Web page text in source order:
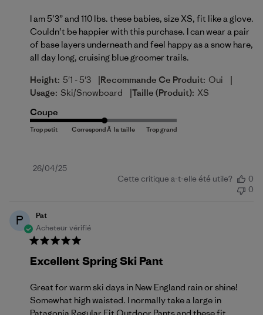
I am 5’3” and 110 lbs. these babies, size XS, fit like a glove.
Couldn’t be happier with this purchase. I can wear a pair
of base layers underneath and feel happy as a snow hare,
all day long, cruising blue groomer trails.
Height: 5'1 - 5'3 |Recommande Ce Produit: Oui |
Usage: Ski/Snowboard |Taille (produit): XS
Coupe
Date
26/04/25
Cette critique a-t-elle été utile?
0
0
P
Pat
Acheteur vérifié
Excellent Spring Ski Pant
Great for warm ski days in New England rain or shine!
Somewhat high waisted. I normally take a large in